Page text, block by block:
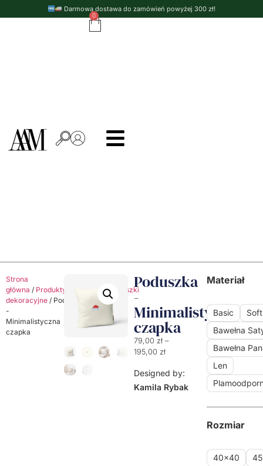
Darmowa dostawa do zamówień powyżej 300 zł!
0
Strona
główna / Produkty /Poduszki
dekoracyjne / Poduszka
-
Minimalistyczna
czapka
Poduszka
-
Minimalistyczna
czapka
79,00 zł –
195,00 zł
Designed by:
Kamila Rybak
Materiał
Basic
Soft
Bawełna
Bawełna
Len
Rozmiar
40x40